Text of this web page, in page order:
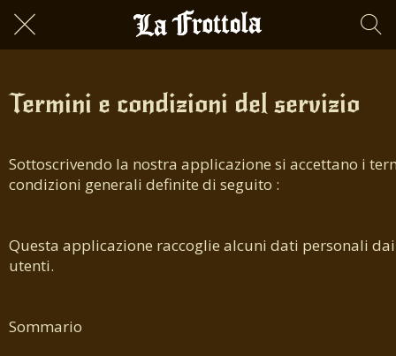
Termini e condizioni del servizio
Sottoscrivendo la nostra applicazione si accettano i
condizioni generali definite di seguito :
Questa applicazione raccoglie alcuni dati personali
utenti.
Sommario